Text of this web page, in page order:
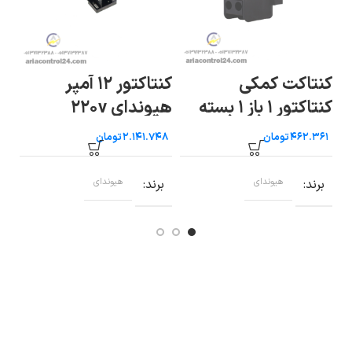
کنتاکت کمکی
کنتاکتور ۱ باز ۱ بسته
هیوندای
تومان
برند هیوندای
کنتاکتور ۱۲ آمپر
هیوندای ۲۲۰v
تومان
برند هیوندای